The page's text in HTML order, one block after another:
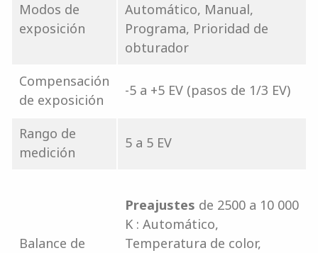
Modos de
exposición
Automático, Manual,
Programa, Prioridad de
obturador
Compensación
de exposición
-5 a +5 EV (pasos de 1/3 EV)
Rango de
medición
5 a 5 EV
Balance de
Preajustes de 2500 a 10 000
K : Automático,
Temperatura de color,